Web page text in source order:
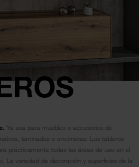
Ya sea para muebles o accesorios de
laminados o encimeras: Los tableros
prácticamente todas las áreas de uso en el
La variedad de decoración y superficies de la